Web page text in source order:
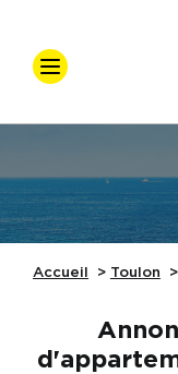
Accueil Toulon